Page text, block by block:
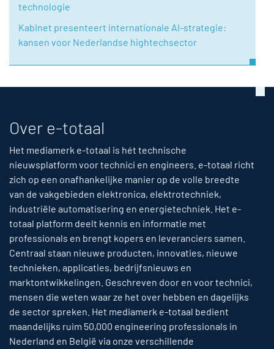
technologie
Kabinet presenteert internationale AI-strategie:
kansen voor Nederlandse hightechsector
Over e-totaal
Het mediamerk e-totaal is hét technische
nieuwsplatform voor technici en engineers. e-totaal richt
zich op een onafhankelijke manier op de volle breedte
van de vakgebieden elektronica, elektrotechniek,
industriële automatisering en energietechniek. Het e-
totaal platform deelt kennis en informatie met
professionals en brengt kopers en leveranciers samen.
Centraal staan nieuwe producten, innovaties, nieuwe
technieken, applicaties, bedrijfsnieuws en
marktontwikkelingen. Geschreven door en voor technici,
mensen die weten waar ze het over hebben en dagelijks
de sector spreken. Het mediamerk e-totaal bedient
maandelijks ruim 50,000 engineering professionals in
Nederland en België via onze verschillende